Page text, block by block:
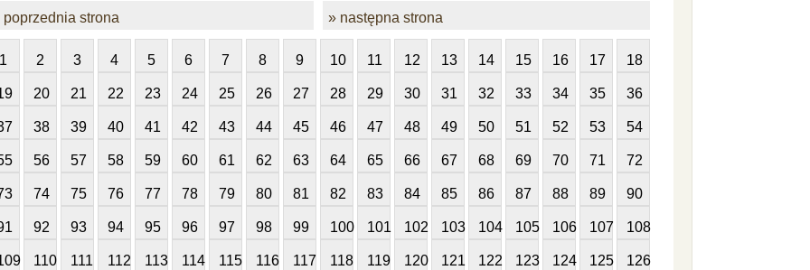
poprzednia strona » następna strona
1 2 3 4 5 6 7 8 9 10 11 12 13 14 15 16 17 18
20 21 22 23 24 25 26 27 28 29 30 31 32 33 34 35 36
38 39 40 41 42 43 44 45 46 47 48 49 50 51 52 53 54
56 57 58 59 60 61 62 63 64 65 66 67 68 69 70 71 72
74 75 76 77 78 79 80 81 82 83 84 85 86 87 88 89 90
92 93 94 95 96 97 98 99 100 101 102 103 104 105 106 107 108
110 111 112 113 114 115 116 117 118 119 120 121 122 123 124 125 126